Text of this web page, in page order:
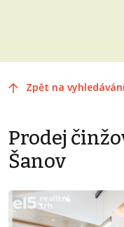
Zpět na
Prodej
Šanov